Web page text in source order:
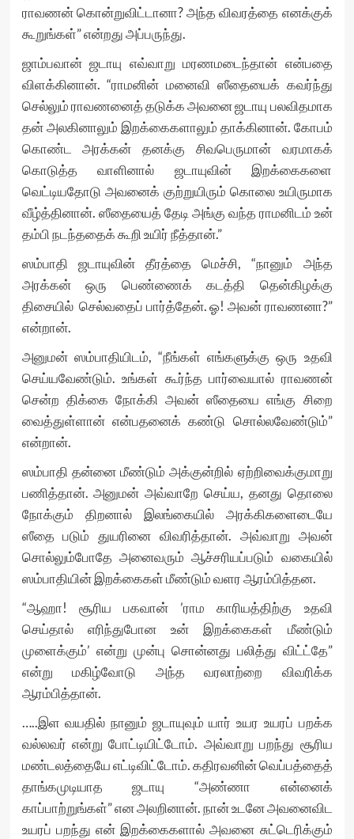
ராவணன் கொன்றுவிட்டானா? அந்த விவரத்தை எனக்குக்
கூறுங்கள்” என்றது அப்பருந்து.
ஜாம்பவான் ஜடாயு எவ்வாறு மரணமடைந்தான் என்பதை
விளக்கினான். “ராமனின் மனைவி ஸீதையைக் கவர்ந்து
செல்லும் ராவணனைத் தடுக்க அவனை ஜடாயு பலவிதமாக
தன் அலகினாலும் இறக்கைகளாலும் தாக்கினான். கோபம்
கொண்ட அரக்கன் தனக்கு சிவபெருமான் வரமாகக்
கொடுத்த வாளினால் ஜடாயுவின் இறக்கைகளை
வெட்டியதோடு அவனைக் குற்றுயிரும் கொலை உயிருமாக
வீழ்த்தினான். ஸீதையைத் தேடி அங்கு வந்த ராமனிடம் உன்
தம்பி நடந்ததைக் கூறி உயிர் நீத்தான்.”
ஸம்பாதி ஜடாயுவின் தீரத்தை மெச்சி, “நானும் அந்த
அரக்கன் ஒரு பெண்ணைக் கடத்தி தென்கிழக்கு
திசையில் செல்வதைப் பார்த்தேன். ஓ! அவன் ராவணனா?”
என்றான்.
அனுமன் ஸம்பாதியிடம், “நீங்கள் எங்களுக்கு ஒரு உதவி
செய்யவேண்டும். உங்கள் கூர்ந்த பார்வையால் ராவணன்
சென்ற திக்கை நோக்கி அவன் ஸீதையை எங்கு சிறை
வைத்துள்ளான் என்பதனைக் கண்டு சொல்லவேண்டும்”
என்றான்.
ஸம்பாதி தன்னை மீண்டும் அக்குன்றில் ஏற்றிவைக்குமாறு
பணித்தான். அனுமன் அவ்வாறே செய்ய, தனது தொலை
நோக்கும் திறனால் இலங்கையில் அரக்கிகளைடையே
ஸீதை படும் துயரினை விவரித்தான். அவ்வாறு அவன்
சொல்லும்போதே அனைவரும் ஆச்சரியப்படும் வகையில்
ஸம்பாதியின் இறக்கைகள் மீண்டும் வளர ஆரம்பித்தன.
“ஆஹா! சூரிய பகவான் ’ராம காரியத்திற்கு உதவி
செய்தால் எரிந்துபோன உன் இறக்கைகள் மீண்டும்
முளைக்கும்’ என்று முன்பு சொன்னது பலித்து விட்ட்தே”
என்று மகிழ்வோடு அந்த வரலாற்றை விவரிக்க
ஆரம்பித்தான்.
…..இள வயதில் நானும் ஜடாயுவும் யார் உயர உயரப் பறக்க
வல்லவர் என்று போட்டியிட்டோம். அவ்வாறு பறந்து சூரிய
மண்டலத்தையே எட்டிவிட்டோம். கதிரவனின் வெப்பத்தைத்
தாங்கமுடியாத ஜடாயு “அண்ணா என்னைக்
காப்பாற்றுங்கள்” என அலறினான். நான் உடனே அவனைவிட
உயரப் பறந்து என் இறக்கைகளால் அவனை சுட்டெரிக்கும்